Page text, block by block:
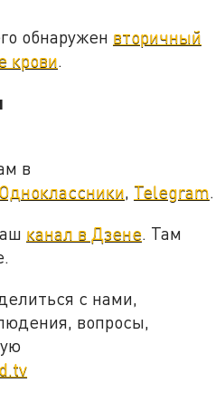
обнаружен вторичный
крови.
в
Одноклассники, Telegram.
канал в Дзене. Там
с нами,
вопросы,